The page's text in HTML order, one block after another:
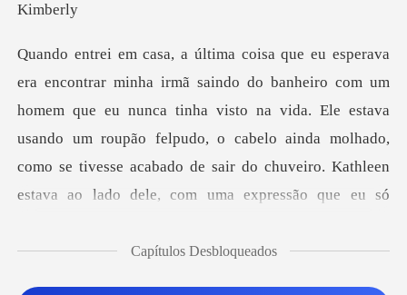
Loja
Histórico
Sair
mb
e eu nunca tinha visto na vida. Ele estava
usando um roupão felpudo, o cabelo ainda molhado,
como se tivesse acab
Capítulos Desbloqueados